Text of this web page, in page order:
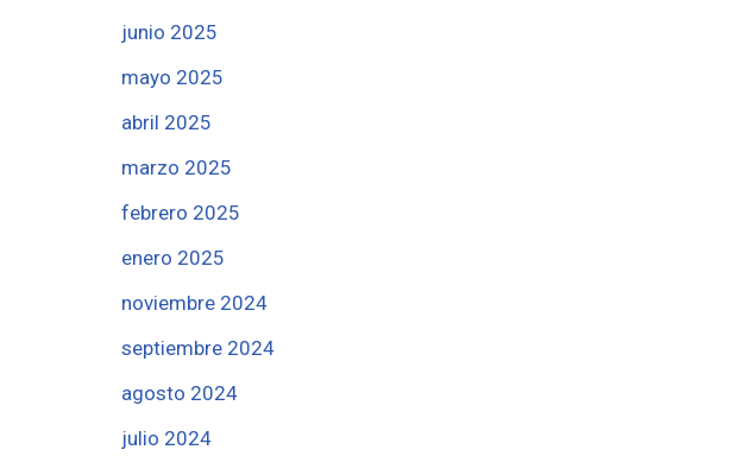
junio 2025
mayo 2025
abril 2025
marzo 2025
febrero 2025
enero 2025
noviembre 2024
septiembre 2024
agosto 2024
julio 2024